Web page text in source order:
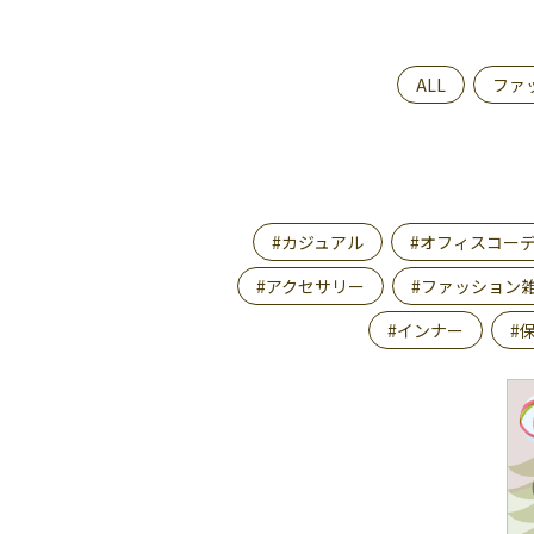
ALL ファ
#カジュアル
#オフィスコー
#アクセサリー
#ファッション
#インナー
#